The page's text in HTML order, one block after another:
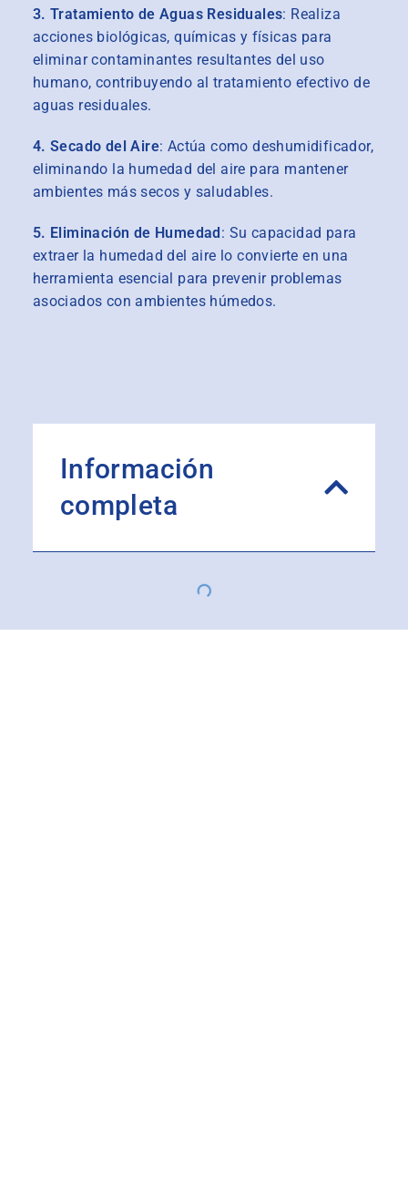
3. Tratamiento de Aguas Residuales: Realiza
acciones biológicas, químicas y físicas para
eliminar contaminantes resultantes del uso
humano, contribuyendo al tratamiento efectivo de
aguas residuales.
4. Secado del Aire: Actúa como deshumidificador,
eliminando la humedad del aire para mantener
ambientes más secos y saludables.
5. Eliminación de Humedad: Su capacidad para
extraer la humedad del aire lo convierte en una
herramienta esencial para prevenir problemas
asociados con ambientes húmedos.
Información
completa